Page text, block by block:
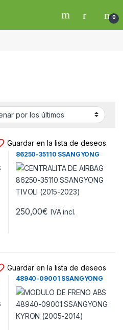
0
Guardar en la lista de deseos
CENTRALITA DE AIRBAG
86250-35110 SSANGYONG
TIVOLI (2015-2023)
250,00€ IVA incl.
Guardar en la lista de deseos
MODULO DE FRENO ABS
48940-09001 SSANGYONG
KYRON (2005-2014)